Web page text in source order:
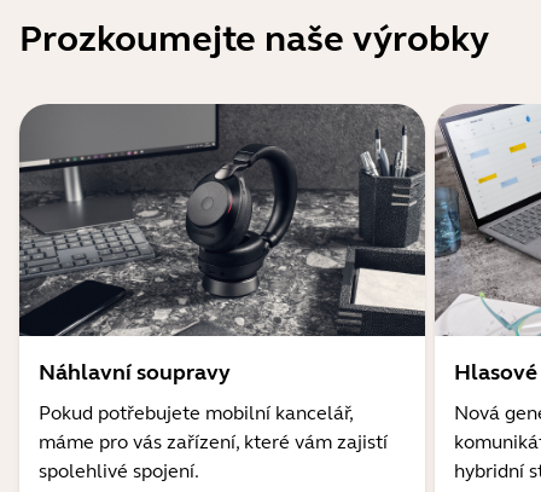
Prozkoumejte naše výrobky
Náhlavní soupravy
Pokud potřebujete mobilní kancelář,
máme pro vás zařízení, které vám zajistí
spolehlivé spojení.
Nová
hybridní